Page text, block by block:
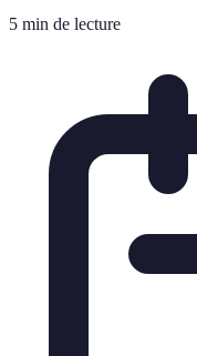
5 min de lecture